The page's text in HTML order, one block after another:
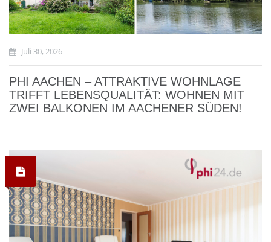
Juli 30, 2026
PHI AACHEN – ATTRAKTIVE WOHNLAGE
TRIFFT LEBENSQUALITÄT: WOHNEN MIT
ZWEI BALKONEN IM AACHENER SÜDEN!